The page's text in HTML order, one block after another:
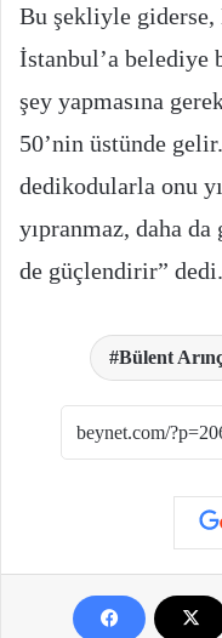
Bu şekliyle giderse,
İstanbul’a belediye
şey yapmasına
50’nin üstünde
dedikodularla onu
yıpranmaz, daha
de güçlendirir” dedi.
Bülent